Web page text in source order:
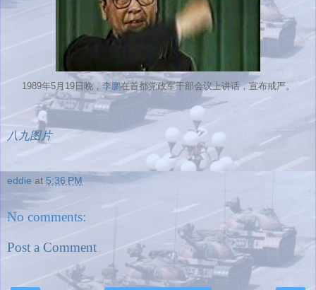
1989年5月19日晚， 李鹏在首都党政军干部会议上讲话，宣布戒严。
八九图片
eddie at 5:36 PM
No comments:
Post a Comment